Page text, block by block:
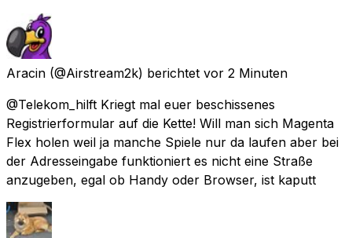
Aracin (@Airstream2k) berichtet vor 2 Minuten
@Telekom_hilft Kriegt mal euer beschissenes
Registrierformular auf die Kette! Will man sich Magenta
Flex holen weil ja manche Spiele nur da laufen aber bei
der Adresseingabe funktioniert es nicht eine Straße
anzugeben, egal ob Handy oder Browser, ist kaputt